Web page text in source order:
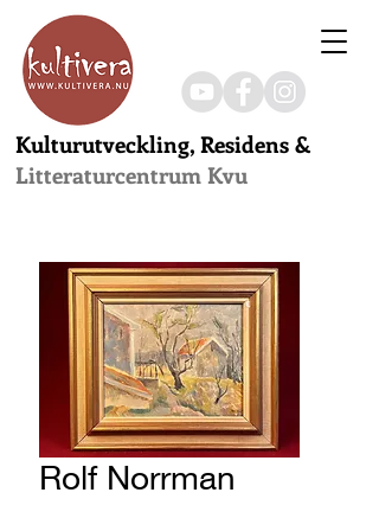
Kulturutveckling, Residens &
Litteraturcentrum Kvu
Rolf Norrman